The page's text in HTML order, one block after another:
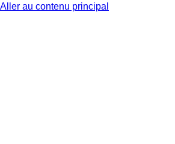
Aller au contenu principal